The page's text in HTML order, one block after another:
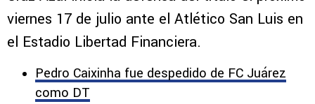
viernes 17 de julio ante el Atlético San Luis en
el Estadio Libertad Financiera.
Pedro Caixinha fue despedido de FC Juárez
como DT